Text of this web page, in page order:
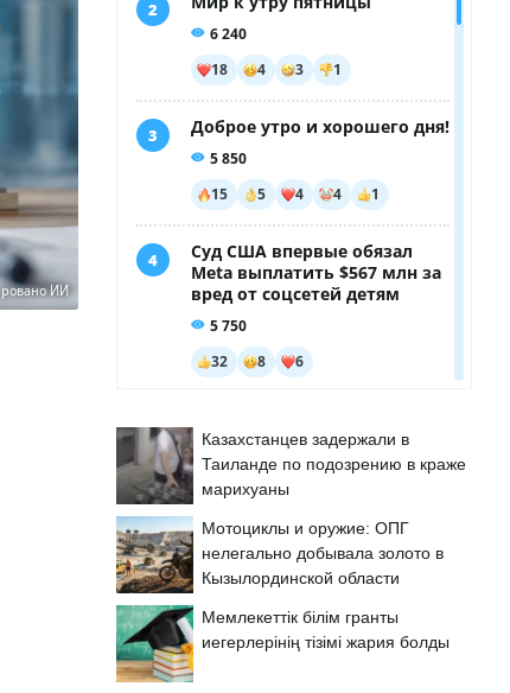
ИИ
Казахстанцев задержали в
Таиланде по подозрению в краже
марихуаны
Мотоциклы и оружие: ОПГ
нелегально добывала золото в
Кызылординской области
Мемлекеттік білім гранты
иегерлерінің тізімі жария болды